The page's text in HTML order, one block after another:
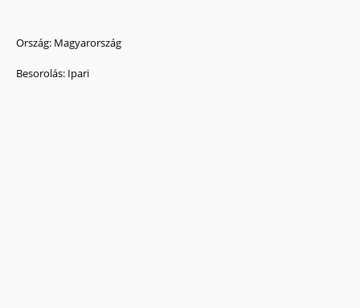
Ország: Magyarország
Besorolás: Ipari